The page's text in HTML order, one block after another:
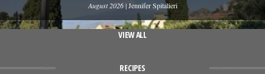
August 2026 | Jennifer Spitalieri
VIEW ALL
RECIPES